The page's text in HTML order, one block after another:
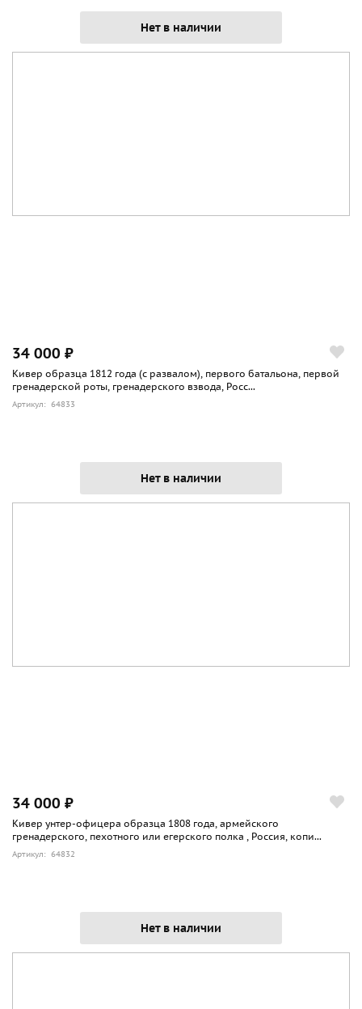
Нет в наличии
34 000 ₽
Кивер образца 1812 года (с развалом), первого батальона, первой
гренадерской роты, гренадерского взвода, Росс...
Артикул: 64833
Нет в наличии
34 000 ₽
Кивер унтер-офицера образца 1808 года, армейского
гренадерского, пехотного или егерского полка , Россия, копи...
Артикул: 64832
Нет в наличии